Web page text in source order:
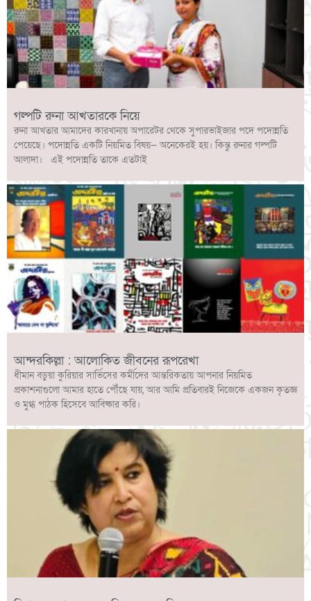
গল্পটি রুনা আখতারকে নিয়ে
রুনা আখতার আমাদের কারখানায় অপারেটর থেকে সুপারভাইজার পদে পদোন্নতি
পেয়েছে। পদোন্নতি একটি নিয়মিত বিষয়— অনেকেরই হয়। কিন্তু রুনার গল্পটি
আলাদা। এই পদোন্নতি তাকে এতটাই
আন্দরকিল্লা : আলোকিত জীবনের রূপরেখা
ধীমান বড়ুয়া কুরিয়ার সার্ভিসের কর্মীদের আন্তরিকতায় আপনার নিয়মিত
প্রকাশনাগুলো আমার হাতে পৌঁছে যায়, আর আমি প্রতিবারই নিজেকে একজন কৃতজ্ঞ
ও মুগ্ধ পাঠক হিসেবে আবিষ্কার করি।